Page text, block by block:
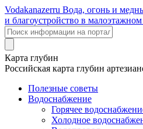
Vodakanazerru Вода, огонь и
и благоустройство в малоэтажном
Карта глубин
Российская карта глубин
Полезные советы
Водоснабжение
Горячее
Холодное